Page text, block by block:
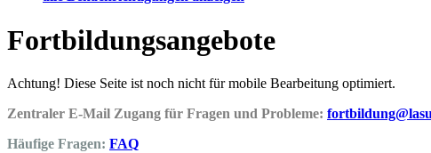
Fortbildungsangebote
Achtung! Diese Seite ist noch nicht für mobile Bearbeitung optimiert.
Zentraler E-Mail Zugang für Fragen und Probleme:
Häufige Fragen: FAQ